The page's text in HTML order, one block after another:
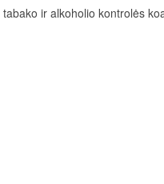
tabako ir alkoholio